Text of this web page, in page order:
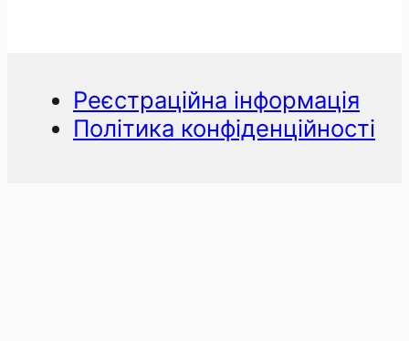
Реєстраційна інформація
Політика конфіденційності